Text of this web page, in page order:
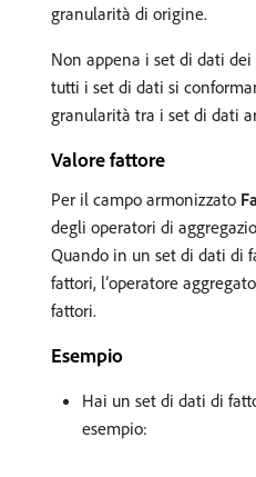
granularità di origine.
Non appena i set di dati
tutti i set di dati si
granularità tra i set di dati
Valore fattore
Per il campo armonizzato
degli operatori di
Quando in un set di dati di
fattori, l’operatore
fattori.
Esempio
Hai un set di dati di
esempio: